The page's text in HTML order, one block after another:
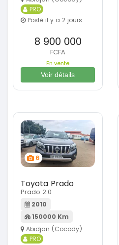
PRO
Posté il y a 2 jours
8 900 000
FCFA
En vente
Voir détails
6
Toyota Prado
Prado 2.0
2010
150000 Km
Abidjan (Cocody)
PRO